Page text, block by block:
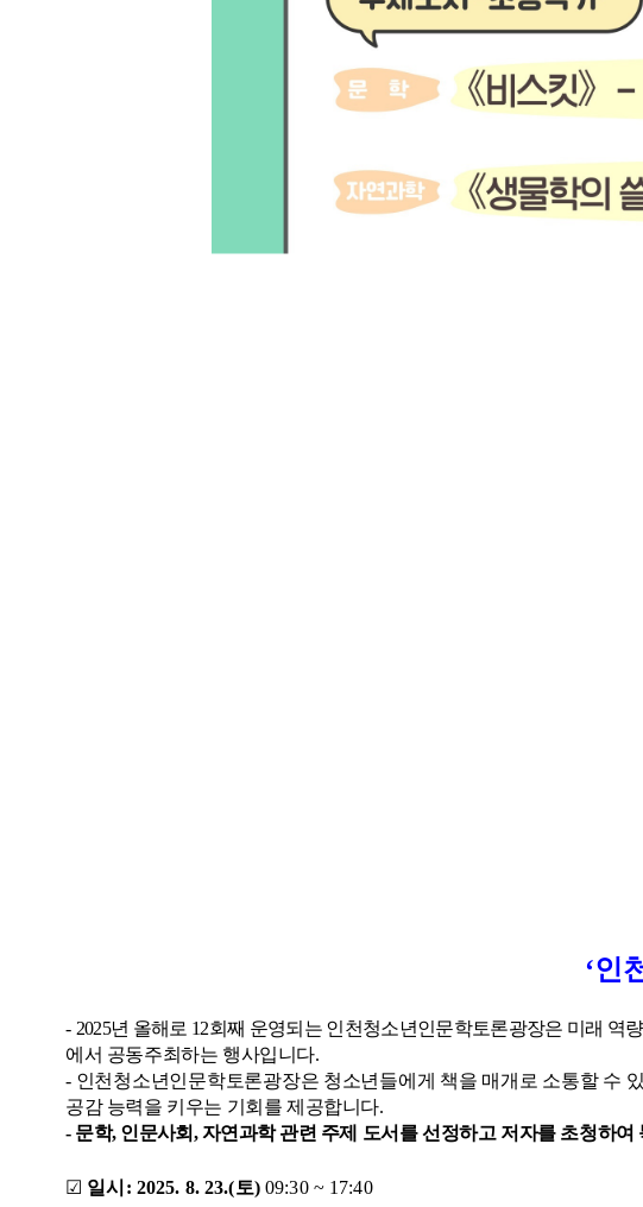
‘인
- 2025년 올해로 12회째 운영되는 인천청소년인문학토론광장은 미래 역
에서 공동주최하는 행사입니다.
- 인천청소년인문학토론광장은 청소년들에게 책을 매개로 소통할 수
공감 능력을 키우는 기회를 제공합니다.
- 문학, 인문사회,자연과학 관련 주제 도서를 선정하고 저자를 초청하여
☑ 일시 : 2025. 8. 23.(토)09:30 ~ 17:40